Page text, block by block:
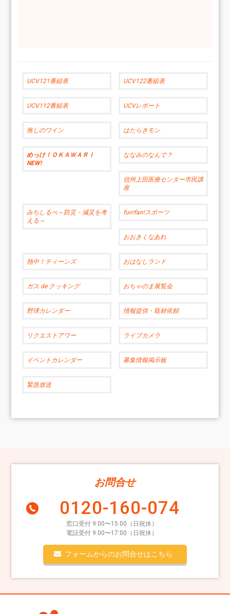
UCV121番組表 UCV122番組表
UCV112番組表 UCVレポート
推しのワイン はたらきモン
めっけ！ＯＫＡＷＡＲＩ
NEW!
ななみのなんで？
信州上田医療センター市民講
座
みちしるべ～防災・減災を考
える～
fun!fan!スポーツ
おおきくなあれ
熱中！ティーンズ おはなしランド
ガス de クッキング おちゃのま展覧会
野球カレンダー 情報提供・取材依頼
リクエストアワー ライブカメラ
イベントカレンダー 募集情報掲示板
緊急放送
お問合せ
0120-160-074
窓口受付 9:00〜15:00（日祝休）
電話受付 9:00〜17:00（日祝休）
フォームからのお問合せはこちら